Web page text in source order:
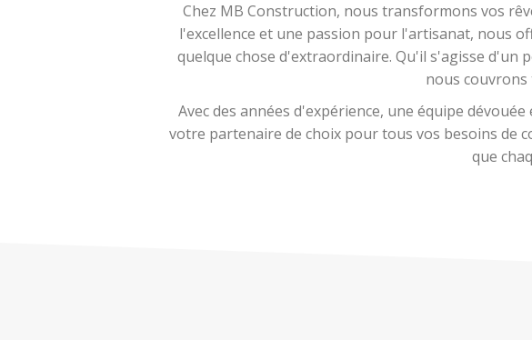
Chez MB Construction, nous transformons vos
l'excellence et une passion pour l'artisanat, nous
quelque chose d'extraordinaire. Qu'il s'agisse
nous couvrons
Avec des années d'expérience, une équipe
votre partenaire de choix pour tous vos besoins de
que